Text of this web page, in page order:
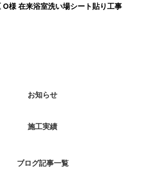
O様 在来浴室洗い場シート貼り工事
お知らせ
施工実績
ブログ記事一覧